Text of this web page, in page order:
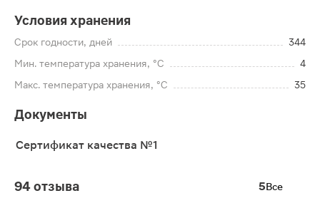
Условия хранения
Срок годности, дней
344
Мин. температура хранения, °C
4
Макс. температура хранения, °C
35
Документы
Сертификат качества №1
94 отзыва 5Все